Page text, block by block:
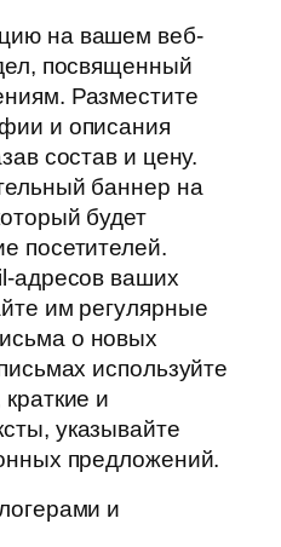
на вашем веб-
посвященный
Разместите
и описания
состав и цену.
баннер на
будет
посетителей.
адресов ваших
им регулярные
о новых
используйте
и
указывайте
предложений.
и